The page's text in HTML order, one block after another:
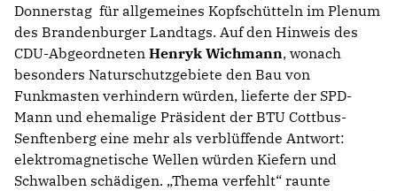
Donnerstag für allgemeines Kopfschütteln im Plenum
des Brandenburger Landtags. Auf den Hinweis des
CDU-Abgeordneten Henryk Wichmann, wonach
besonders Naturschutzgebiete den Bau von
Funkmasten verhindern würden, lieferte der SPD-
Mann und ehemalige Präsident der BTU Cottbus-
Senftenberg eine mehr als verblüffende Antwort:
elektromagnetische Wellen würden Kiefern und
Schwalben schädigen. „Thema verfehlt“ raunte